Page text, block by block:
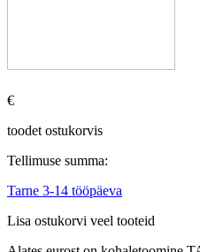
€
toodet ostukorvis
Tellimuse summa:
Tarne 3-14 tööpäeva
Lisa ostukorvi veel tooteid